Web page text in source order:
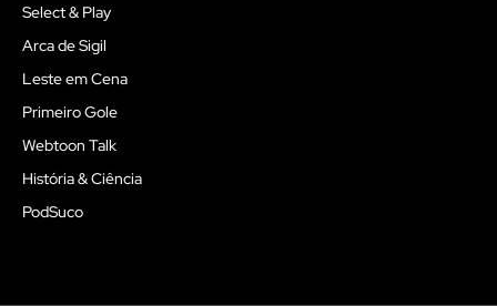
Select & Play
Arca de Sigil
Leste em Cena
Primeiro Gole
Webtoon Talk
História & Ciência
PodSuco